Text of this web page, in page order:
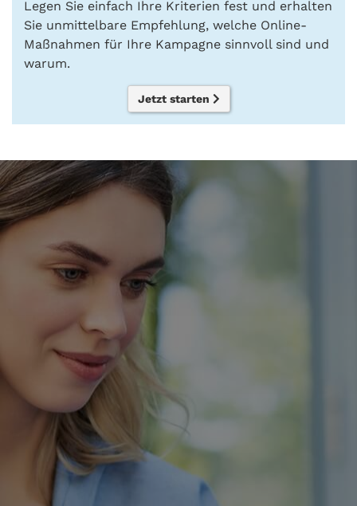
Legen Sie einfach Ihre Kriterien fest und erhalten
Sie unmittelbare Empfehlung, welche Online-
Maßnahmen für Ihre Kampagne sinnvoll sind und
warum.
Jetzt starten